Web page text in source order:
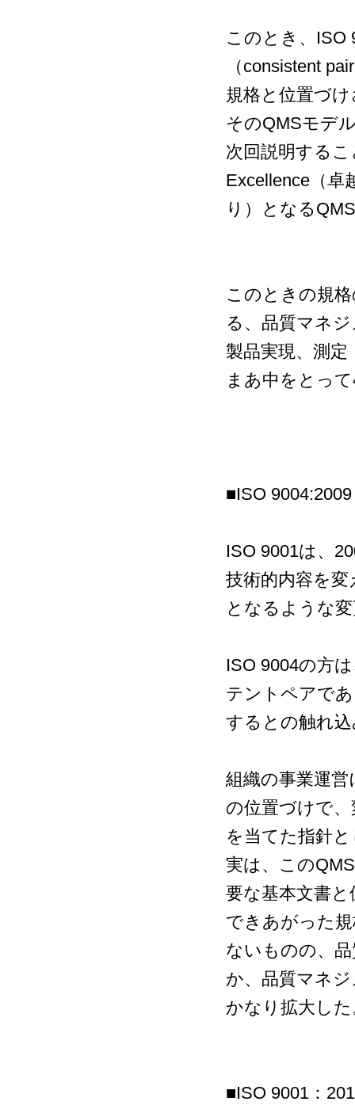
このとき、ISO
（consistent
規格と位置づ
そのQMSモデ
次回説明する
Excellence（卓
り）となる
このときの規
る、品質マネ
製品実現、測
まあ中をとっ
■ISO 9004:2009
ISO 9001は、
技術的内容を
となるような
ISO 9004の方
テントペアで
するとの触れ
組織の事業運
の位置づけで
を当てた指針
実は、この
要な基本文書
できあがった
ないものの、
か、品質マネ
かなり拡大し
■ISO 9001：